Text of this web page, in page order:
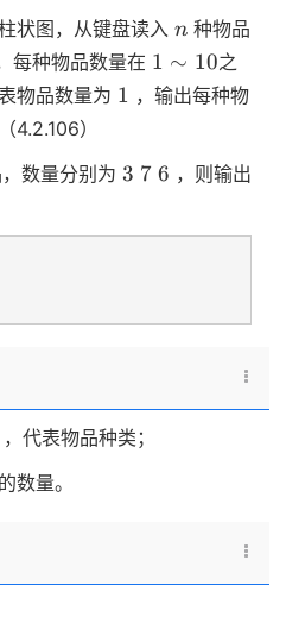
状图，从键盘读入 n
n 种物品
每种物品数量在 1
\sim
10
1 ∼ 10之
物品数量为 1
1 ，输出每种物
4.2.106）
数量分别为 3
3 7
7 6
6 ，则输出
，代表物品种类；
数量。